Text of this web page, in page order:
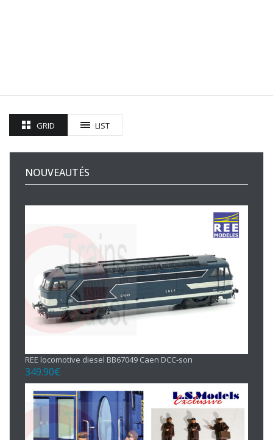
GRID LIST
NOUVEAUTÉS
REE locomotive diesel BB67049 Caen DCC-son
349.90€